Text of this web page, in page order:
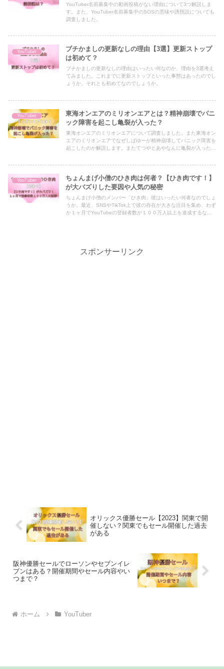
YouTuber名前募集中の動画投稿がない理由について3つ解説しま
す。また、YouTuber名前募集中のSOSの意味や誘拐説についても
調査しました。
YouTuber
ブチかましの更新なしの理由【3選】更新ストップ
は初めて？
ブチかましの更新なしの理由はいったい何なのか、理由を3選考え
てみました。これまでに更新ストップといった事態はあったのでし
ょうか。それとも初めてなのでしょうか。
YouTuber
東海オンエアのミリオンエアとは？精神崩壊でパニ
ック障害を起こし亀裂が入った？
東海オンエアのミリオンエアについて調査しました。また東海オン
エアのミリオンエアでなぜしばゆーが精神崩壊してパニック障害を
起こしたのか解説します。またてつやとあやなんに亀裂が入った原
YouTuber
ちょんまげ小僧のひき肉は何者？【ひき肉です！】
が大バズりした要因や人気の秘密
ちょんまげ小僧のメンバー「ひき肉」彼はいったい何者なのでしょ
うか。最近、SNSやTikTok上で彼の存在が大きな注目を集め、わず
か１ヶ月でYouTubeの登録者数が１００万人以上を達成するな
スポンサーリンク
オリックス優勝セール【2023】関東で開
催しない？関東でもセール開催した過去
がある
阪神優勝セールでローソンやセブンイレ
ブンはある？開催期間やセール内容やい
つまで？
ホーム YouTuber